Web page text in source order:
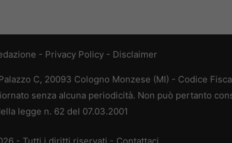
- Privacy Policy - Disclaimer
C, 20093 Cologno Monzese (MI) - Codice
senza alcuna periodicità. Non può pertanto
legge n. 62 del 07.03.2001